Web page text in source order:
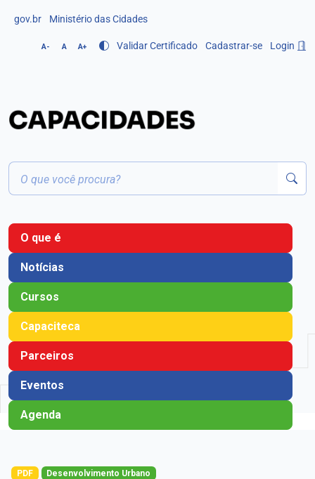
gov.br Ministério das Cidades
A- A A+ Validar Certificado Cadastrar-se Login
O que é
Notícias
Cursos
Capaciteca
Parceiros
Eventos
Agenda
PDF Desenvolvimento Urbano